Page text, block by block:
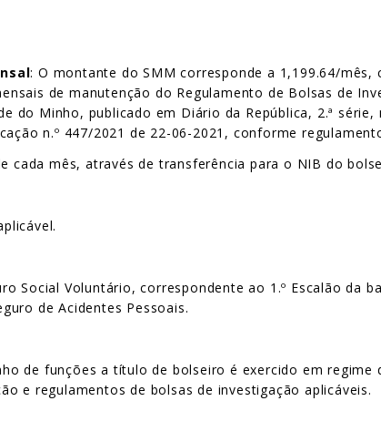
: O montante do SMM corresponde a 1,199.64/
de manutenção do Regulamento de Bolsas de
do Minho, publicado em Diário da República, 2.ª série,
n.º 447/2021 de 22-06-2021, conforme
cada mês, através de transferência para o NIB do
Social Voluntário, correspondente ao 1.º Escalão da
de Acidentes Pessoais.
de funções a título de bolseiro é exercido em
e regulamentos de bolsas de investigação aplicáveis.